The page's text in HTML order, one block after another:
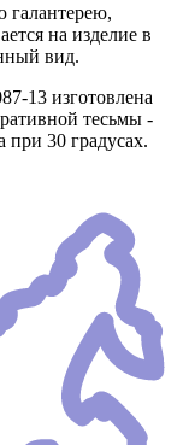
галантерею,
на изделие в
вид.
13 изготовлена
тесьмы -
при 30 градусах.